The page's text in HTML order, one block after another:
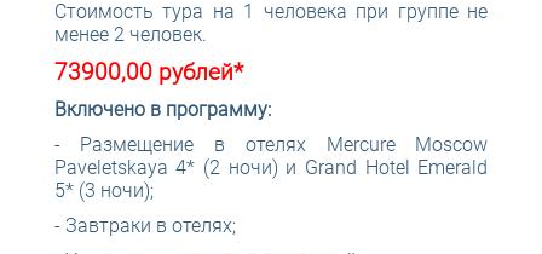
Стоимость тура на 1 человека при группе не
менее 2 человек.
73900,00 рублей*
Включено в программу:
- Размещение в отелях Mercure Moscow
Paveletskaya 4* (2 ночи) и Grand Hotel Emerald
5* (3 ночи);
- Завтраки в отелях;